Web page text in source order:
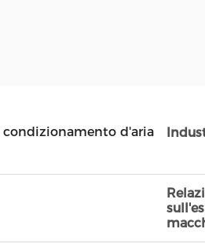
condizionamento d'aria